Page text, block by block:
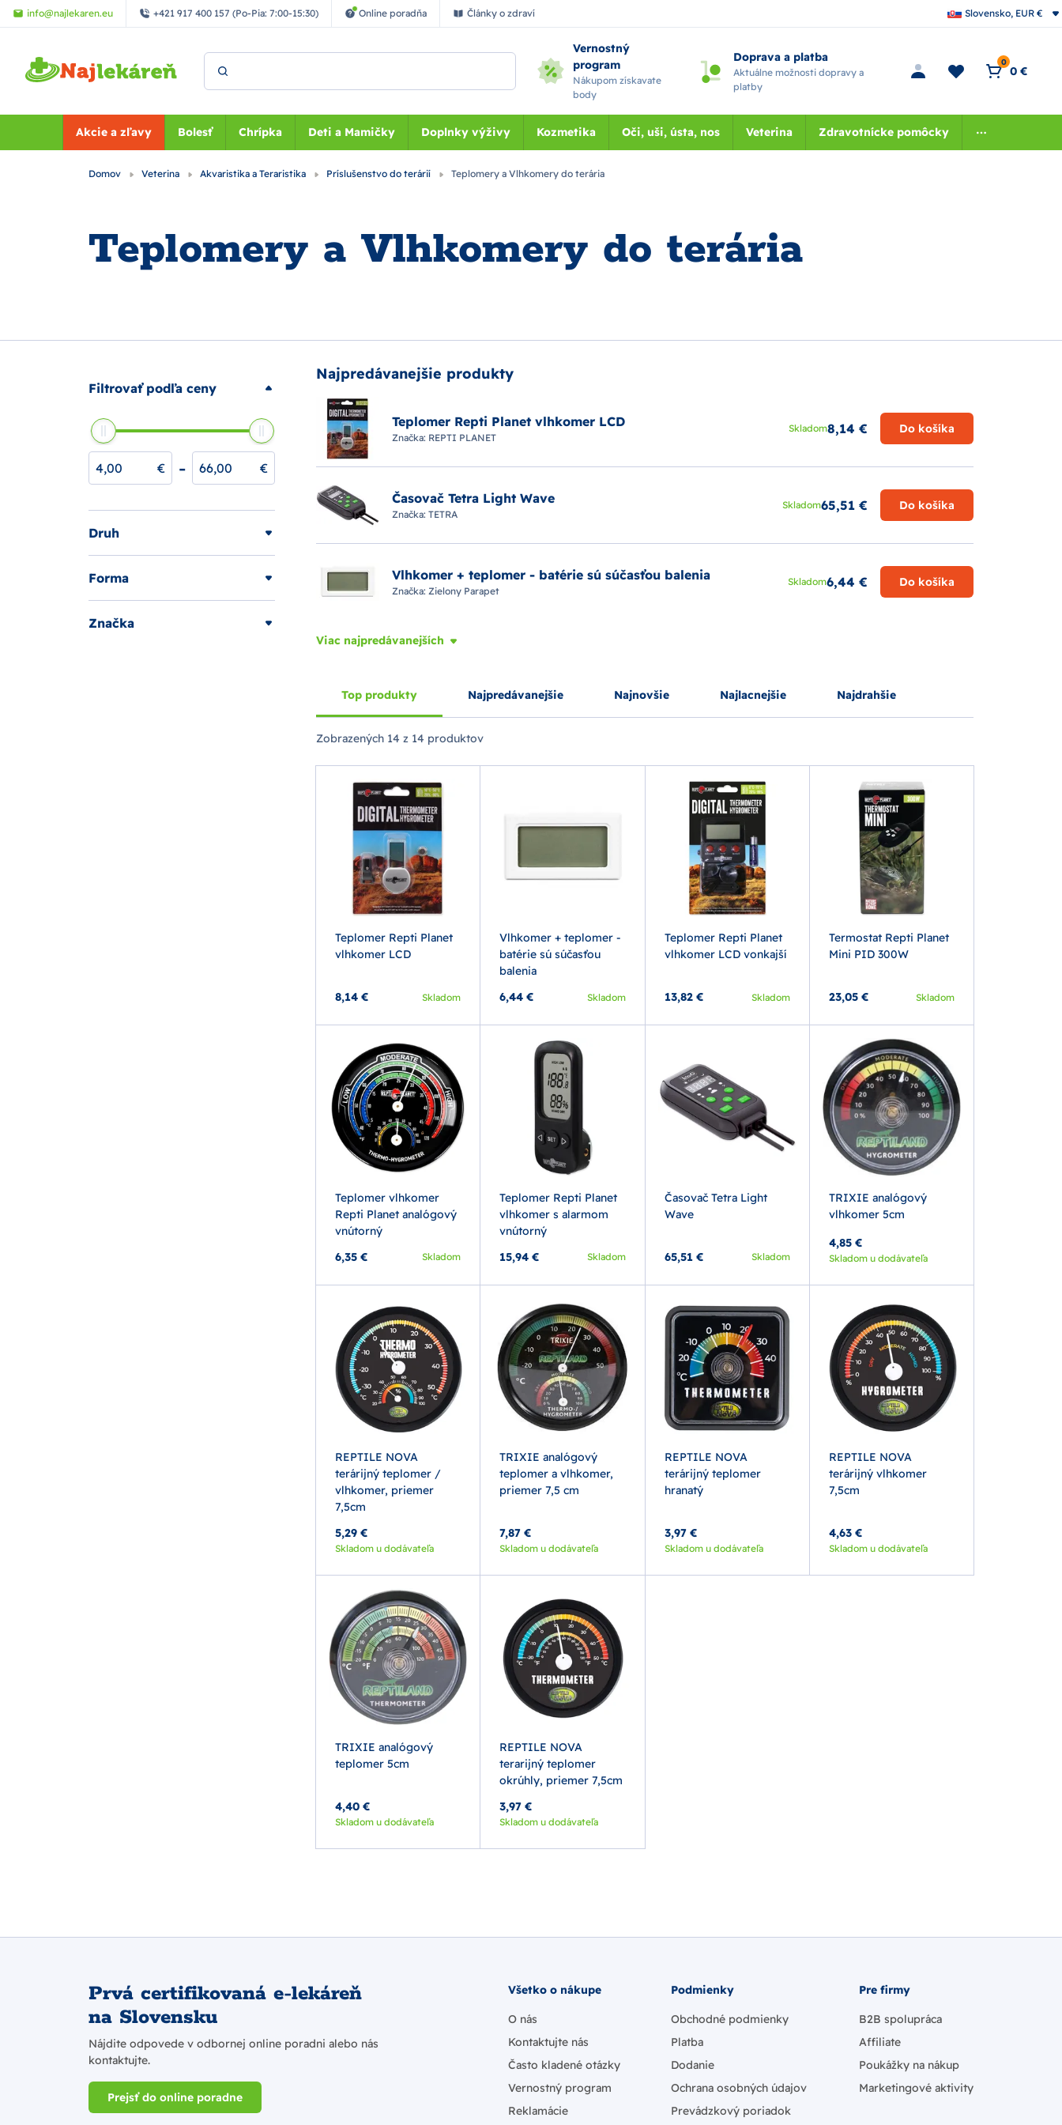
Preskočiť na hlavný obsah
info@najlekaren.eu +421 917 400 157 (Po-Pia: 7:00-15:30) Online poradňa Články o zdraví Slovensko, EUR €
Vernostný
program
Nákupom získavate
body
Doprava a platba
Aktuálne možnosti dopravy a
platby
0
0 €
Akcie a zľavy Bolesť Chrípka Deti a Mamičky Doplnky výživy Kozmetika Oči, uši, ústa, nos Veterina Zdravotnícke pomôcky
Domov Veterina Akvaristika a Teraristika Príslušenstvo do terárií Teplomery a Vlhkomery do terária
Teplomery a Vlhkomery do terária
Filtrovať podľa ceny
€ - €
Druh
Forma
Značka
Najpredávanejšie produkty
Teplomer Repti Planet vlhkomer LCD
Značka: REPTI PLANET
Skladom8,14 € Do košíka
Časovač Tetra Light Wave
Značka: TETRA
Skladom65,51 € Do košíka
Vlhkomer + teplomer - batérie sú súčasťou balenia
Značka: Zielony Parapet
Skladom6,44 € Do košíka
Viac najpredávanejších
Top produkty Najpredávanejšie Najnovšie Najlacnejšie Najdrahšie
Zobrazených 14 z 14 produktov
Teplomer Repti Planet
vlhkomer LCD
8,14 € Skladom
Vlhkomer + teplomer -
batérie sú súčasťou
balenia
6,44 €
Skladom
Teplomer Repti Planet
vlhkomer LCD vonkajší
13,82 € Skladom
Termostat Repti Planet
Mini PID 300W
23,05 € Skladom
Teplomer vlhkomer
Repti Planet analógový
vnútorný
6,35 €
Skladom
Teplomer Repti Planet
vlhkomer s alarmom
vnútorný
15,94 €
Skladom
Časovač Tetra Light
Wave
65,51 € Skladom
TRIXIE analógový
vlhkomer 5cm
4,85 €
Skladom u dodávateľa
REPTILE NOVA
terárijný teplomer /
vlhkomer, priemer
7,5cm
5,29 €
Skladom u dodávateľa
TRIXIE analógový
teplomer a vlhkomer,
priemer 7,5 cm
7,87 €
Skladom u dodávateľa
REPTILE NOVA
terárijný teplomer
hranatý
3,97 €
Skladom u dodávateľa
REPTILE NOVA
terárijný vlhkomer
7,5cm
4,63 €
Skladom u dodávateľa
TRIXIE analógový
teplomer 5cm
4,40 €
Skladom u dodávateľa
REPTILE NOVA
terarijný teplomer
okrúhly, priemer 7,5cm
3,97 €
Skladom u dodávateľa
Prvá certifikovaná e-lekáreň
na Slovensku
Nájdite odpovede v odbornej online poradni alebo nás
kontaktujte.
Prejsť do online poradne
Všetko o nákupe
O nás
Kontaktujte nás
Často kladené otázky
Vernostný program
Reklamácie
Podmienky
Obchodné podmienky
Platba
Dodanie
Ochrana osobných údajov
Prevádzkový poriadok
Pre firmy
B2B spolupráca
Affiliate
Poukážky na nákup
Marketingové aktivity